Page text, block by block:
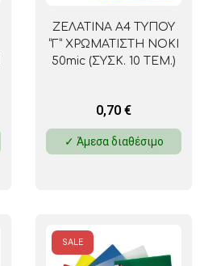
ΖΕΛΑΤΙΝΑ Α4 ΤΥΠΟΥ
“Γ” ΧΡΩΜΑΤΙΣΤΗ NOKI
50mic (ΣΥΣΚ. 10 ΤΕΜ.)
0,70 €
✓ Άμεσα διαθέσιμο
SALE